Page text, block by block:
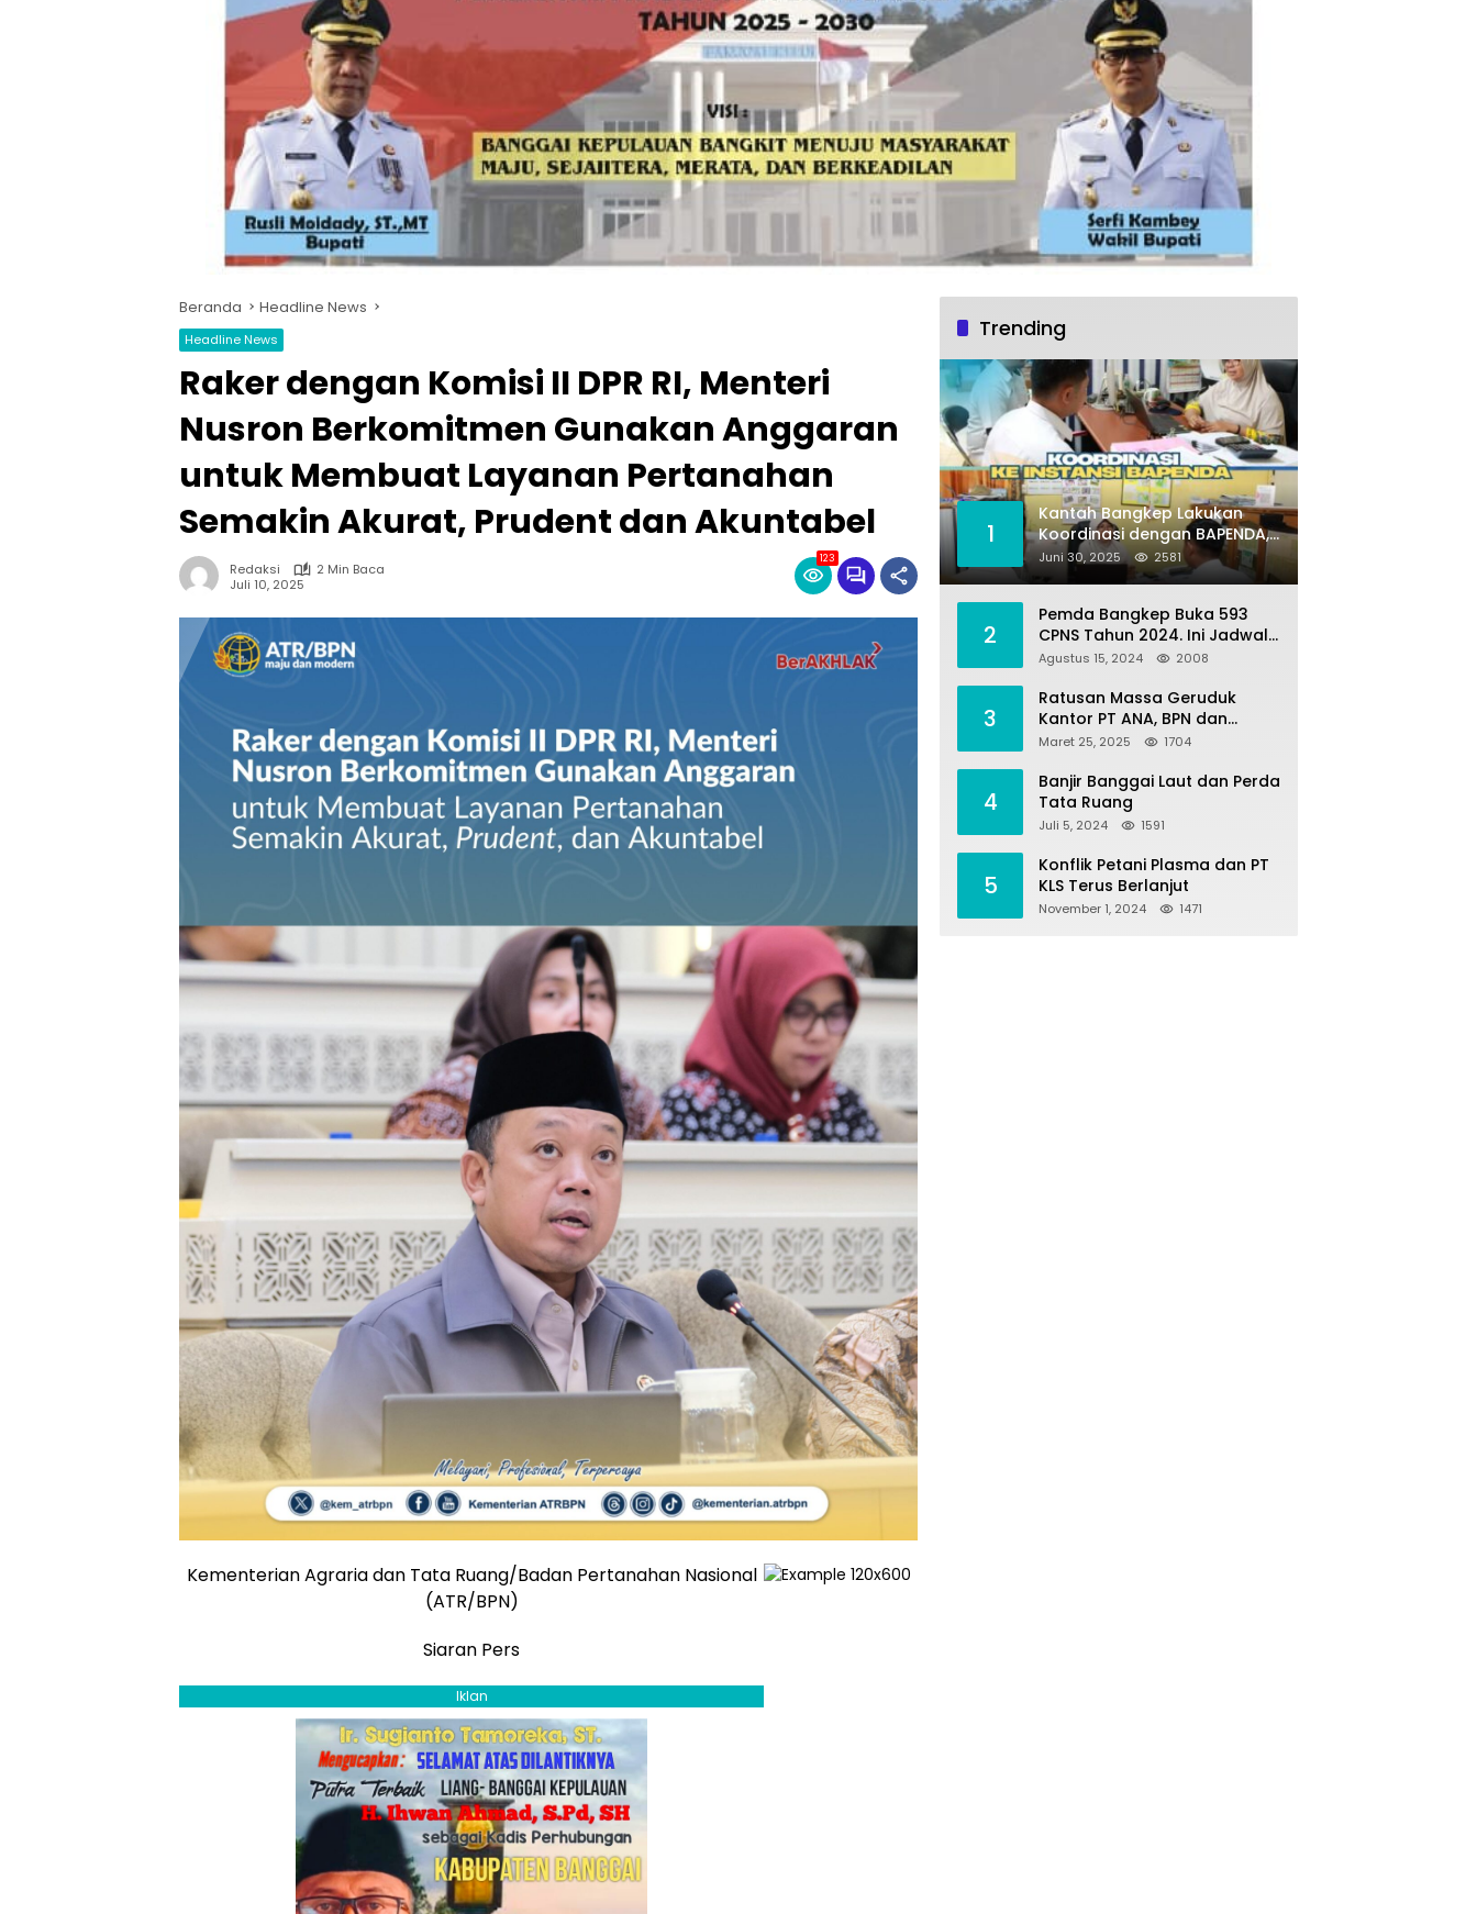
Beranda Headline News
Headline News
Raker dengan Komisi II DPR RI, Menteri
Nusron Berkomitmen Gunakan Anggaran
untuk Membuat Layanan Pertanahan
Semakin Akurat, Prudent dan Akuntabel
Redaksi
2 Min Baca
Juli 10, 2025
123
Kementerian Agraria dan Tata Ruang/Badan Pertanahan Nasional
(ATR/BPN)
Siaran Pers
Iklan
Trending
1
Kantah Bangkep Lakukan
Koordinasi dengan BAPENDA,
Terkait Kegiatan Fasilitasi
Penilaian Tanah dan Ekonomi
Juni 30, 2025 2581
2
Pemda Bangkep Buka 593
CPNS Tahun 2024. Ini Jadwal
Seleksi Pengadaannya
Agustus 15, 2024 2008
3
Ratusan Massa Geruduk
Kantor PT ANA, BPN dan
Polres Morut, Ini Tuntutannya
Maret 25, 2025 1704
4
Banjir Banggai Laut dan Perda
Tata Ruang
Juli 5, 2024 1591
5
Konflik Petani Plasma dan PT
KLS Terus Berlanjut
November 1, 2024 1471